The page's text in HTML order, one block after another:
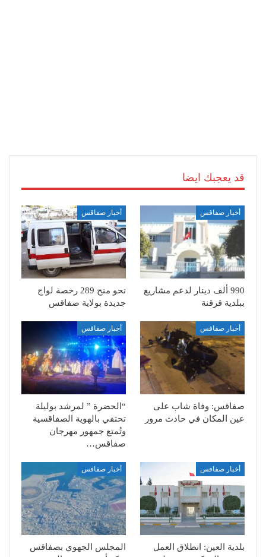
قد يعجبك ايضا
أخبار صفاقس
990 ألف دينار لدعم مشاريع
ببلدية قرقنة
أخبار صفاقس
نحو منح 289 رخصة لواج
جديدة بولاية صفاقس
أخبار صفاقس
صفاقس: وفاة شاب على
عين المكان في حادث مرور
أخبار صفاقس
“الحضرة ” لمرشد بوليلة
تحتفي بالهوية الصفاقسية
وتُمتع جمهور مهرجان
صفاقس…
أخبار صفاقس
بلدية العين: انطلاق العمل
أخبار صفاقس
المجلس الجهوي بصفاقس